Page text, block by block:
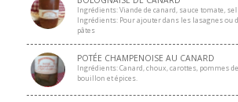
Ingrédients: Viande de canard, sauce tomate,
Ingrédients: Pour ajouter dans les lasagnes ou
pâtes
POTÉE CHAMPENOISE AU CANARD
Ingrédients: Canard, choux, carottes, pommes
bouillon et épices.